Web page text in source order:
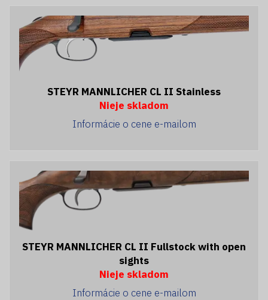
STEYR MANNLICHER CL II Stainless
Nieje skladom
Informácie o cene e-mailom
STEYR MANNLICHER CL II Fullstock with open
sights
Nieje skladom
Informácie o cene e-mailom